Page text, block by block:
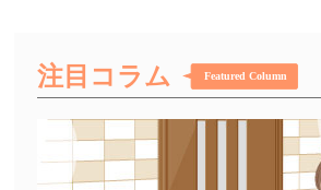
注目コラム Featured Column